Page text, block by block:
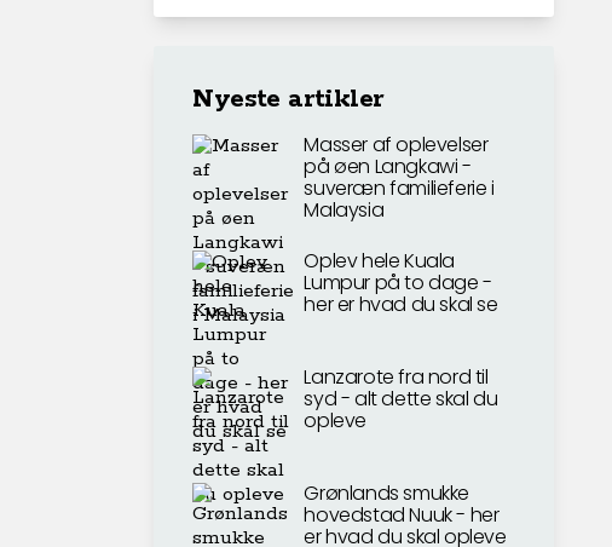
Nyeste artikler
Masser af oplevelser
på øen Langkawi -
suveræn familieferie i
Malaysia
Oplev hele Kuala
Lumpur på to dage -
her er hvad du skal se
Lanzarote fra nord til
syd - alt dette skal du
opleve
Grønlands smukke
hovedstad Nuuk - her
er hvad du skal opleve